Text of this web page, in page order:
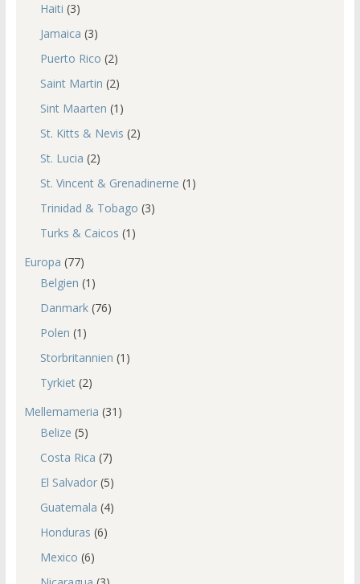
Haiti (3)
Jamaica (3)
Puerto Rico (2)
Saint Martin (2)
Sint Maarten (1)
St. Kitts & Nevis (2)
St. Lucia (2)
St. Vincent & Grenadinerne (1)
Trinidad & Tobago (3)
Turks & Caicos (1)
Europa (77)
Belgien (1)
Danmark(76)
Polen (1)
Storbritannien (1)
Tyrkiet(2)
Mellemameria (31)
Belize (5)
Costa Rica (7)
El Salvador(5)
Guatemala (4)
Honduras (6)
Mexico (6)